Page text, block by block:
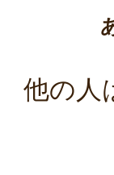
他の人